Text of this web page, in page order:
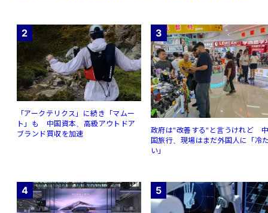
2
「アークテリクス」に続き「マムー
ト」も 中国資本、高級アウトドア
ブランド買収を加速
3
政府は"改善する"と言うけれど
国旅行、現場はまだ外国人に「冷
い」
4 5